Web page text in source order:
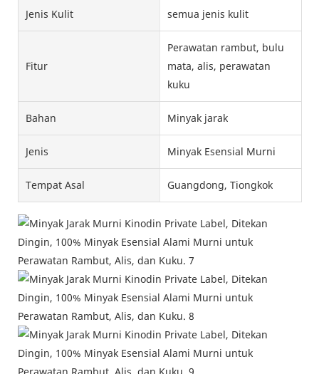
Jenis Kulit semua jenis kulit
Fitur
Perawatan rambut, bulu
mata, alis, perawatan
kuku
Bahan Minyak jarak
Jenis Minyak Esensial Murni
Tempat Asal Guangdong, Tiongkok